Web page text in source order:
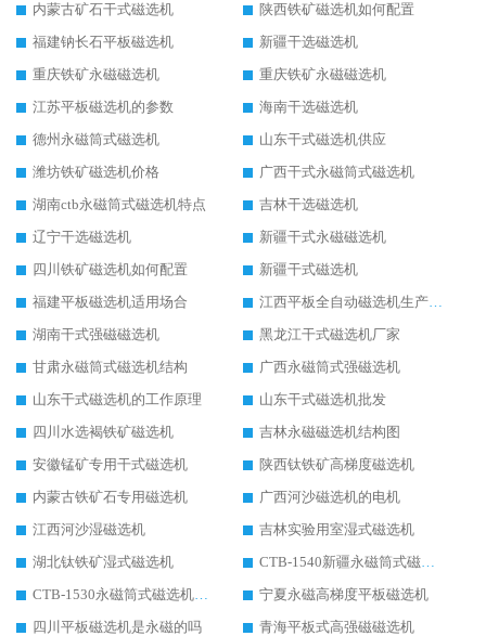
内蒙古矿石干式磁选机
陕西铁矿磁选机如何配置
福建钠长石平板磁选机
新疆干选磁选机
重庆铁矿永磁磁选机
重庆铁矿永磁磁选机
江苏平板磁选机的参数
海南干选磁选机
德州永磁筒式磁选机
山东干式磁选机供应
潍坊铁矿磁选机价格
广西干式永磁筒式磁选机
湖南ctb永磁筒式磁选机特点
吉林干选磁选机
辽宁干选磁选机
新疆干式永磁磁选机
四川铁矿磁选机如何配置
新疆干式磁选机
福建平板磁选机适用场合
江西平板全自动磁选机生产厂家
湖南干式强磁磁选机
黑龙江干式磁选机厂家
甘肃永磁筒式磁选机结构
广西永磁筒式强磁选机
山东干式磁选机的工作原理
山东干式磁选机批发
四川水选褐铁矿磁选机
吉林永磁磁选机结构图
安徽锰矿专用干式磁选机
陕西钛铁矿高梯度磁选机
内蒙古铁矿石专用磁选机
广西河沙磁选机的电机
江西河沙湿磁选机
吉林实验用室湿式磁选机
湖北钛铁矿湿式磁选机
CTB-1540新疆永磁筒式磁选机
CTB-1530永磁筒式磁选机代理商
宁夏永磁高梯度平板磁选机
四川平板磁选机是永磁的吗
青海平板式高强磁磁选机